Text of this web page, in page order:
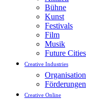
Bühne
Kunst
Festivals
Film
Musik
Future Cities
Creative Industries
Förderungen
Creative Online